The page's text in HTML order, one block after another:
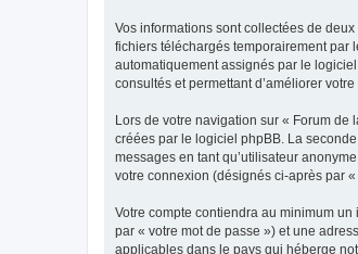
Vos informations sont collectées de
fichiers téléchargés temporairement par
automatiquement assignés par le
consultés et permettant d’améliorer
Lors de votre navigation sur « Forum
créées par le logiciel phpBB. La
messages en tant qu’utilisateur
votre connexion (désignés ci-après par «
Votre compte contiendra au minimum
par « votre mot de passe ») et une
applicables dans le pays qui héberge